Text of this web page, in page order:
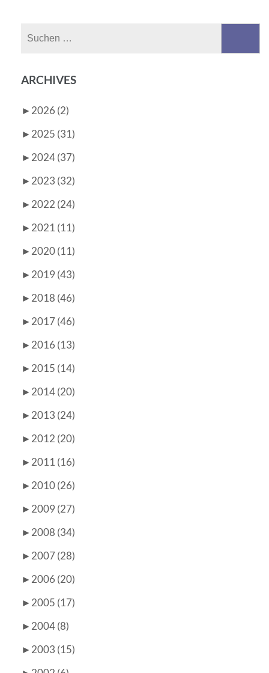
ARCHIVES
► 2026 (2)
► 2025 (31)
► 2024 (37)
► 2023 (32)
► 2022 (24)
► 2021 (11)
► 2020 (11)
► 2019 (43)
► 2018 (46)
► 2017 (46)
► 2016 (13)
► 2015 (14)
► 2014 (20)
► 2013 (24)
► 2012 (20)
► 2011 (16)
► 2010 (26)
► 2009 (27)
► 2008 (34)
► 2007 (28)
► 2006 (20)
► 2005 (17)
► 2004 (8)
► 2003 (15)